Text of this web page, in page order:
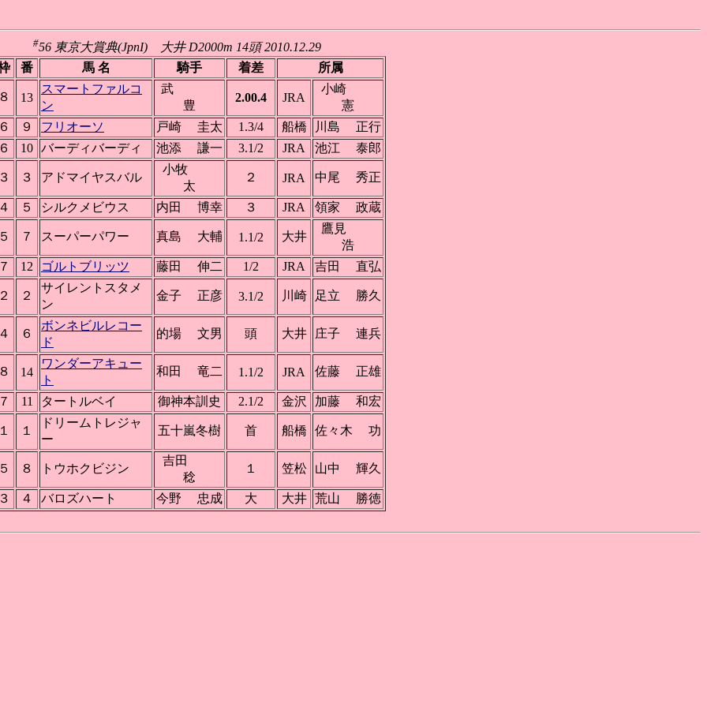
#56 東京大賞典(JpnI) 大井 D2000m 14頭 2010.12.29
番 馬 名 騎手 着差 所属
８ 13
スマートファルコ
ン
武
豊
2.00.4 JRA
小崎
憲
６ ９ フリオーソ 戸崎 圭太 1.3/4 船橋
川島 正行
６ 10 バーディバーディ 池添 謙一 3.1/2 JRA 池江 泰郎
３ ３ アドマイヤスバル
小牧
太
２ JRA 中尾 秀正
４ ５ シルクメビウス 内田 博幸 ３ JRA 領家 政蔵
５ ７ スーパーパワー 真島 大輔 1.1/2 大井
鷹見
浩
７ 12 ゴルトブリッツ 藤田 伸二 1/2 JRA 吉田 直弘
２ ２
サイレントスタメ
ン
金子 正彦 3.1/2 川崎 足立 勝久
４ ６
ボンネビルレコー
ド
的場 文男 頭 大井 庄子 連兵
８ 14
ワンダーアキュー
ト
和田 竜二 1.1/2 JRA 佐藤 正雄
７ 11 タートルベイ 御神本訓史 2.1/2 金沢 加藤 和宏
１ １
ドリームトレジャ
ー
五十嵐冬樹 首 船橋 佐々木 功
５ ８ トウホクビジン
吉田
稔
１ 笠松 山中 輝久
３ ４ バロズハート 今野 忠成 大 大井 荒山 勝徳